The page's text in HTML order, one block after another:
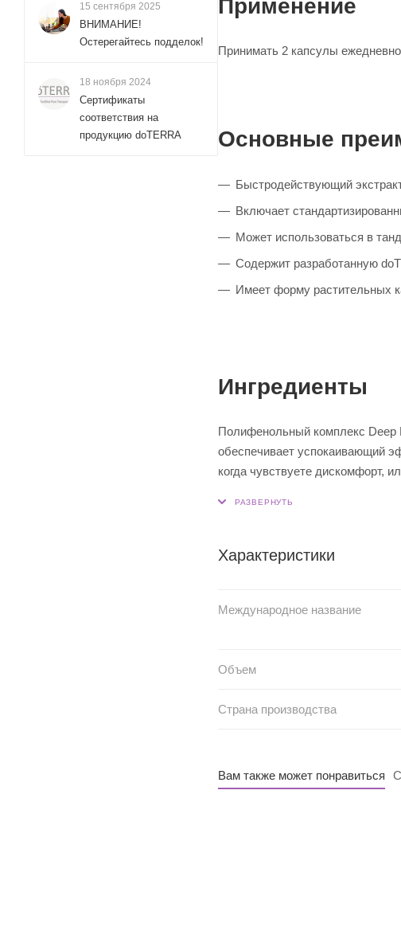
Применение
Принимать 2 капсулы
Основные
Быстродействующий
Включает
Может использоваться в
Содержит разработанную
Имеет форму растительных
Ингредиенты
Полифенольный комплекс Deep
обеспечивает успокаивающий
когда чувствуете дискомфорт,
Характеристики
Международное название
Объем
Страна производства
Вам также может понравиться
15 сентября 2025
ВНИМАНИЕ!
Остерегайтесь подделок!
18 ноября 2024
Сертификаты
соответствия на
продукцию doTERRA